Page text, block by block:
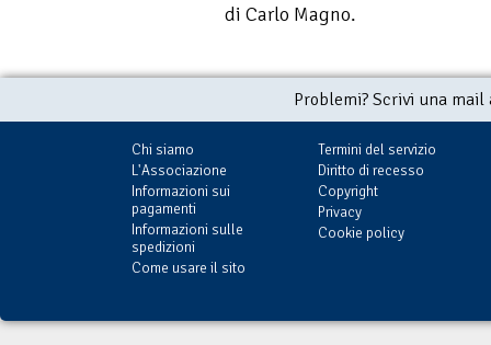
di Carlo Magno.
Problemi? Scrivi una
Chi siamo
L'Associazione
Informazioni sui
pagamenti
Informazioni sulle
spedizioni
Come usare il sito
Termini del servizio
Diritto di recesso
Copyright
Privacy
Cookie policy